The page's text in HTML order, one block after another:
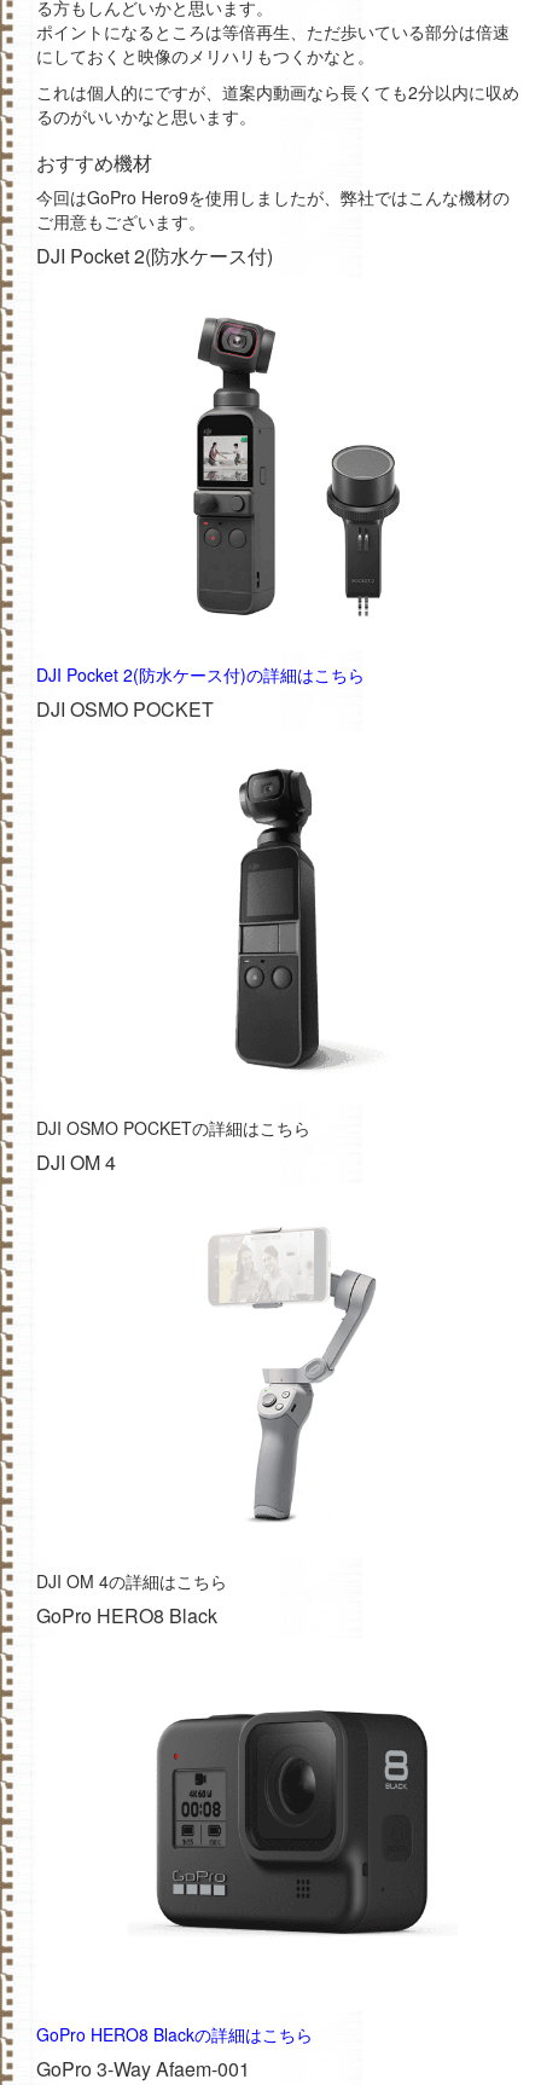
る方もしんどいかと思います。
ポイントになるところは等倍再生、ただ歩いている部分は倍速
にしておくと映像のメリハリもつくかなと。
これは個人的にですが、道案内動画なら長くても2分以内に収め
るのがいいかなと思います。
おすすめ機材
今回はGoPro Hero9を使用しましたが、弊社ではこんな機材の
ご用意もございます。
DJI Pocket 2(防水ケース付)
DJI Pocket 2(防水ケース付)の詳細はこちら
DJI OSMO POCKET
DJI OSMO POCKETの詳細はこちら
DJI OM 4
DJI OM 4の詳細はこちら
GoPro HERO8 Black
GoPro HERO8 Blackの詳細はこちら
GoPro 3-Way Afaem-001